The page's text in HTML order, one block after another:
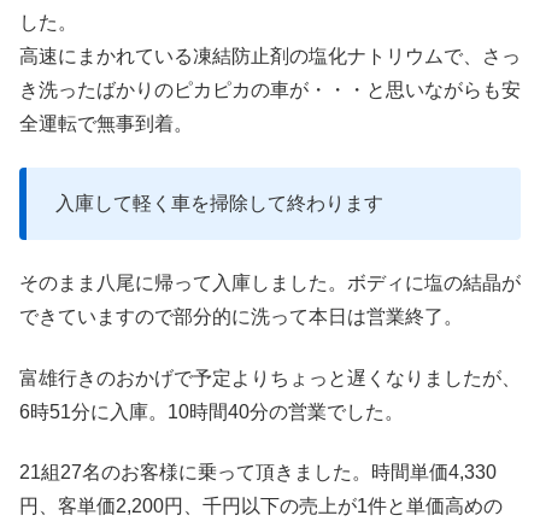
した。
高速にまかれている凍結防止剤の塩化ナトリウムで、さっ
き洗ったばかりのピカピカの車が・・・と思いながらも安
全運転で無事到着。
入庫して軽く車を掃除して終わります
そのまま八尾に帰って入庫しました。ボディに塩の結晶が
できていますので部分的に洗って本日は営業終了。
富雄行きのおかげで予定よりちょっと遅くなりましたが、
6時51分に入庫。10時間40分の営業でした。
21組27名のお客様に乗って頂きました。時間単価4,330
円、客単価2,200円、千円以下の売上が1件と単価高めの